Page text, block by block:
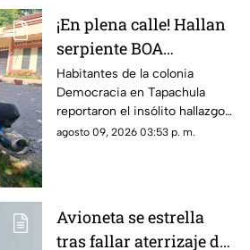
¡En plena calle! Hallan
serpiente BOA
constrictor en
Tapachula, Chiapas
Habitantes de la colonia
Democracia en Tapachula
reportaron el insólito hallazgo
de una boa de gran tamaño en
agosto 09, 2026 03:53 p. m.
Avioneta se estrella
tras fallar aterrizaje de